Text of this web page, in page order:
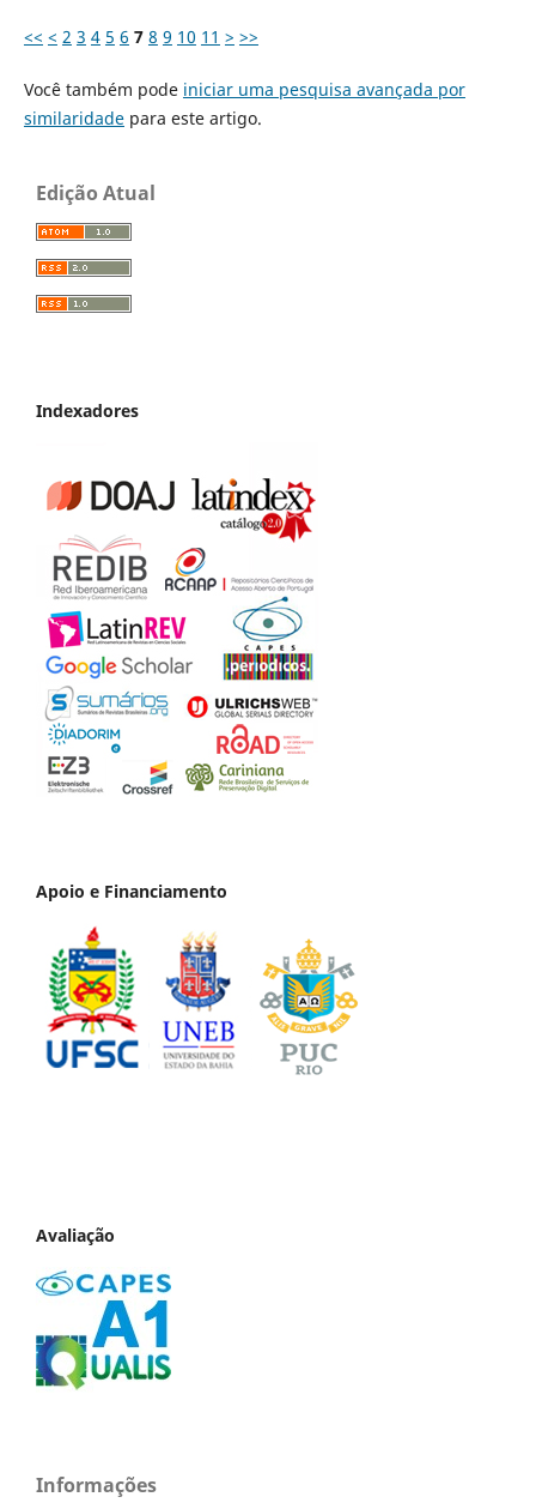
<< < 2 3 4 5 6 7 8 9 10 11 > >>
Você também pode iniciar uma pesquisa avançada por
similaridadepara este artigo.
Edição Atual
Indexadores
Apoio e Financiamento
Avaliação
Informações